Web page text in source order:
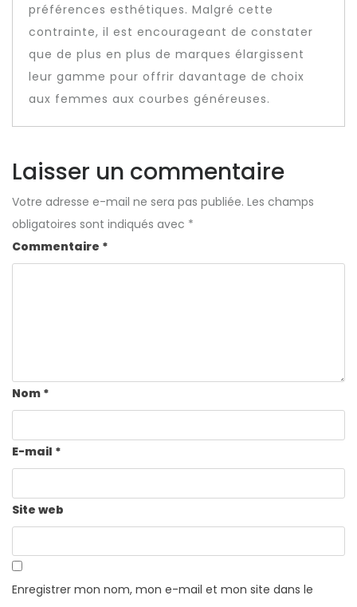
préférences esthétiques. Malgré cette
contrainte, il est encourageant de constater
que de plus en plus de marques élargissent
leur gamme pour offrir davantage de choix
aux femmes aux courbes généreuses.
Laisser un commentaire
Votre adresse e-mail ne sera pas publiée. Les champs
obligatoires sont indiqués avec *
Commentaire *
Nom *
E-mail *
Site web
Enregistrer mon nom, mon e-mail et mon site dans le